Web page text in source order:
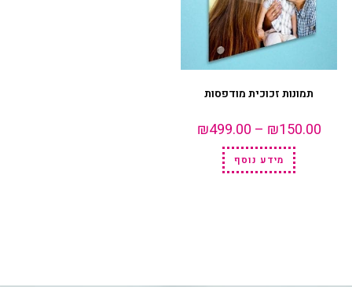
תמונות זכוכית מודפסות
₪150.00
–
₪499.00
מידע נוסף